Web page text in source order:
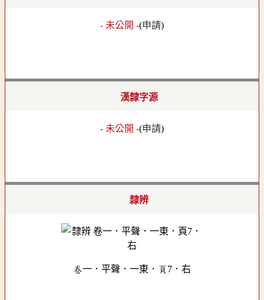
- 未公開 -(申請)
漢隸字源
- 未公開 -(申請)
隸辨
卷一．平聲．一東．頁7．右